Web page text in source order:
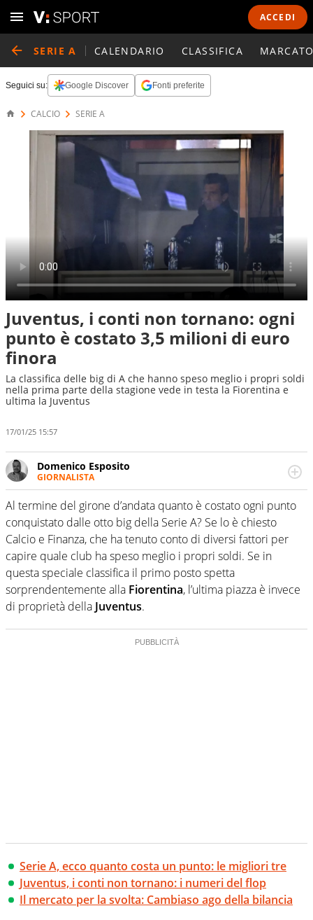
ACCEDI
SERIE A CALENDARIO CLASSIFICA
Seguici su: Google Discover Fonti preferite
CALCIO SERIE A
Juventus, i conti non tornano: ogni
punto è costato 3,5 milioni di euro
finora
La classifica delle big di A che hanno speso meglio i propri soldi
nella prima parte della stagione vede in testa la Fiorentina e
ultima la Juventus
17/01/25 15:57
Domenico Esposito
GIORNALISTA
Da vent’anni in campo e sul campo per vivere ogni evento
in tutte le sue sfaccettature. Passione smisurata per il
calcio e per la sfera di cuoio. Il pallone è una cosa
serissima, guai a dirgli di no
Al termine del girone d’andata quanto è costato ogni punto
conquistato dalle otto big della Serie A? Se lo è chiesto
Calcio e Finanza, che ha tenuto conto di diversi fattori per
capire quale club ha speso meglio i propri soldi. Se in
questa speciale classifica il primo posto spetta
sorprendentemente alla Fiorentina, l’ultima piazza è invece
di proprietà della Juventus.
Serie A, ecco quanto costa un punto: le migliori tre
Juventus, i conti non tornano: i numeri del flop
Il mercato per la svolta: Cambiaso ago della bilancia